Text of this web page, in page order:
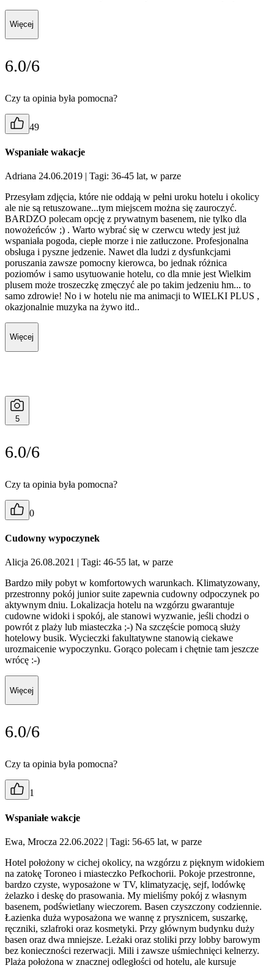
Więcej
6.0/6
Czy ta opinia była pomocna?
49
Wspaniałe wakacje
Adriana 24.06.2019 | Tagi: 36-45 lat, w parze
Przesyłam zdjęcia, które nie oddają w pełni uroku hotelu i okolicy
ale nie są retuszowane...tym miejscem można się zauroczyć.
BARDZO polecam opcję z prywatnym basenem, nie tylko dla
nowożeńców ;) . Warto wybrać się w czerwcu wtedy jest już
wspaniała pogoda, ciepłe morze i nie zatłuczone. Profesjonalna
obsługa i pyszne jedzenie. Nawet dla ludzi z dysfunkcjami
poruszania zawsze pomocny kierowca, bo jednak różnica
poziomów i samo usytuowanie hotelu, co dla mnie jest Wielkim
plusem może troszeczkę zmęczyć ale po takim jedzeniu hm... to
samo zdrowie! No i w hotelu nie ma animacji to WIELKI PLUS ,
okazjonalnie muzyka na żywo itd..
Więcej
5
6.0/6
Czy ta opinia była pomocna?
0
Cudowny wypoczynek
Alicja 26.08.2021 | Tagi: 46-55 lat, w parze
Bardzo miły pobyt w komfortowych warunkach. Klimatyzowany,
przestronny pokój junior suite zapewnia cudowny odpoczynek po
aktywnym dniu. Lokalizacja hotelu na wzgórzu gwarantuje
cudowne widoki i spokój, ale stanowi wyzwanie, jeśli chodzi o
powrót z plaży lub miasteczka ;-) Na szczęście pomocą służy
hotelowy busik. Wycieczki fakultatywne stanowią ciekawe
urozmaicenie wypoczynku. Gorąco polecam i chętnie tam jeszcze
wrócę :-)
Więcej
6.0/6
Czy ta opinia była pomocna?
1
Wspaniałe wakcje
Ewa, Mrocza 22.06.2022 | Tagi: 56-65 lat, w parze
Hotel położony w cichej okolicy, na wzgórzu z pięknym widokiem
na zatokę Toroneo i miasteczko Pefkochorii. Pokoje przestronne,
bardzo czyste, wyposażone w TV, klimatyzację, sejf, lodówkę
żelazko i deskę do prasowania. My mieliśmy pokój z własnym
basenem, podświetlany wieczorem. Basen czyszczony codziennie.
Łazienka duża wyposażona we wannę z prysznicem, suszarkę,
ręczniki, szlafroki oraz kosmetyki. Przy głównym budynku duży
basen oraz dwa mniejsze. Leżaki oraz stoliki przy lobby barowym
bez konieczności rezerwacji. Mili i zawsze uśmiechnięci kelnerzy.
Plaża położona w znacznej odległości od hotelu, ale kursuje